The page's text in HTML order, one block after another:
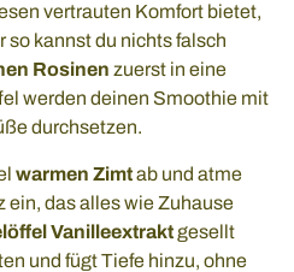
vertrauten Komfort bietet,
so kannst du nichts falsch
Rosinen zuerst in eine
werden deinen Smoothie mit
durchsetzen.
warmen Zimtab und atme
das alles wie Zuhause
Vanilleextraktgesellt
und fügt Tiefe hinzu, ohne